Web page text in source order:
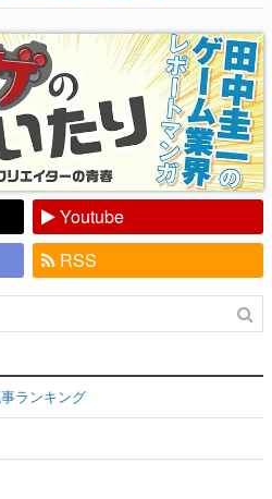
Youtube
RSS
ランキング